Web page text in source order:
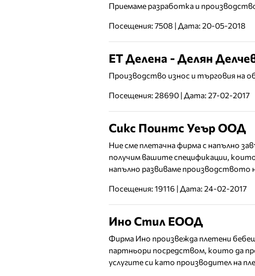
Приемаме разработка и
Посещения: 7508 | Дата: 20-05-2018
ЕТ Делена - Делян
Производство износ и търговия на
Посещения: 28690 | Дата: 27-02-2017
Сикс Поинтс Уеър ООД
Ние сме плетачна фирма с напълно
получим вашите спецификации,
напълно развиваме производството
Посещения: 19116 | Дата: 24-02-2017
Ино Стил ЕООД
Фирма Ино произвежда плетени
партньори посредством, които да
услугите си като производител на